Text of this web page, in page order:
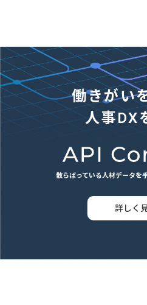
働きがい
人事DX
散らばっている人材データを
詳しく